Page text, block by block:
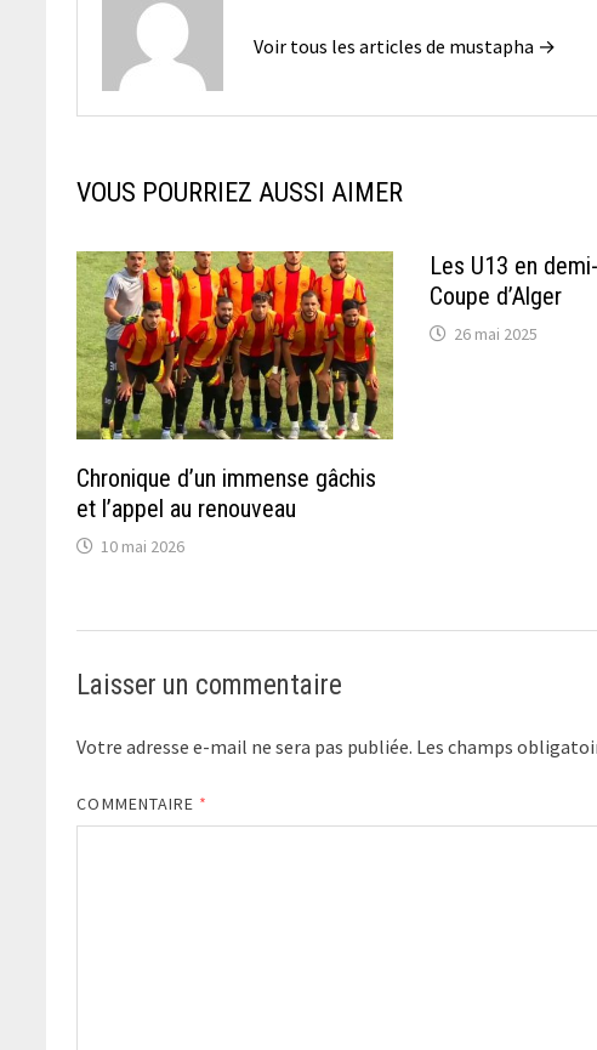
Voir tous les articles de mustapha →
VOUS POURRIEZ AUSSI AIMER
Chronique d’un immense gâchis
et l’appel au renouveau
10 mai 2026
Les U13 en
Coupe d’Alger
26 mai 2025
Laisser un commentaire
Votre adresse e-mail ne sera pas publiée. Les champs
COMMENTAIRE *